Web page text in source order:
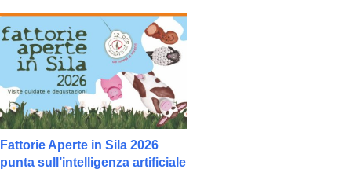
Fattorie Aperte in Sila 2026
punta sull’intelligenza artificiale